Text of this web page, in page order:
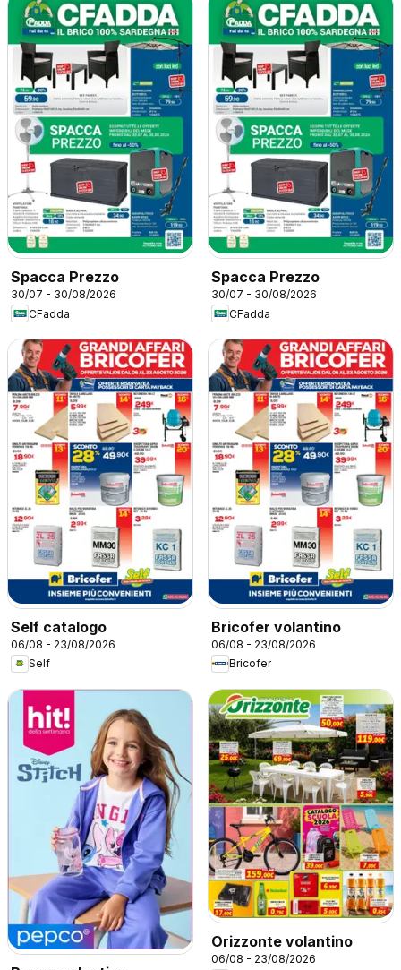
Spacca Prezzo
30/07 - 30/08/2026
CFadda
Spacca Prezzo
30/07 - 30/08/2026
CFadda
Self catalogo
06/08 - 23/08/2026
Self
Bricofer volantino
06/08 - 23/08/2026
Bricofer
Orizzonte volantino
06/08 - 23/08/2026